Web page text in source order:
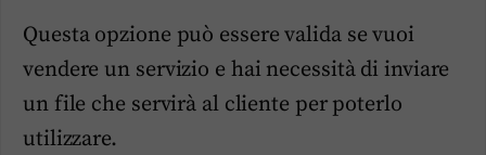
Questa opzione può essere valida se vuoi
vendere un servizio e hai necessità di inviare
un file che servirà al cliente per poterlo
utilizzare.